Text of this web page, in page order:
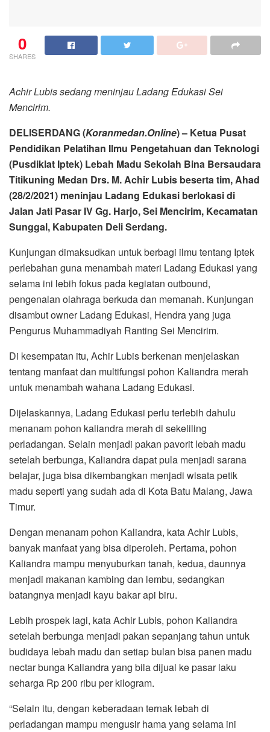
0
SHARES
Achir Lubis sedang meninjau Ladang Edukasi Sei
Mencirim.
DELISERDANG (Koranmedan.Online) – Ketua Pusat
Pendidikan Pelatihan Ilmu Pengetahuan dan Teknologi
(Pusdiklat Iptek) Lebah Madu Sekolah Bina Bersaudara
Titikuning Medan Drs. M. Achir Lubis beserta tim, Ahad
(28/2/2021) meninjau Ladang Edukasi berlokasi di
Jalan Jati Pasar IV Gg. Harjo, Sei Mencirim, Kecamatan
Sunggal, Kabupaten Deli Serdang.
Kunjungan dimaksudkan untuk berbagi ilmu tentang Iptek
perlebahan guna menambah materi Ladang Edukasi yang
selama ini lebih fokus pada kegiatan outbound,
pengenalan olahraga berkuda dan memanah. Kunjungan
disambut owner Ladang Edukasi, Hendra yang juga
Pengurus Muhammadiyah Ranting Sei Mencirim.
Di kesempatan itu, Achir Lubis berkenan menjelaskan
tentang manfaat dan multifungsi pohon Kaliandra merah
untuk menambah wahana Ladang Edukasi.
Dijelaskannya, Ladang Edukasi perlu terlebih dahulu
menanam pohon kaliandra merah di sekeliling
perladangan. Selain menjadi pakan pavorit lebah madu
setelah berbunga, Kaliandra dapat pula menjadi sarana
belajar, juga bisa dikembangkan menjadi wisata petik
madu seperti yang sudah ada di Kota Batu Malang, Jawa
Timur.
Dengan menanam pohon Kaliandra, kata Achir Lubis,
banyak manfaat yang bisa diperoleh. Pertama, pohon
Kaliandra mampu menyuburkan tanah, kedua, daunnya
menjadi makanan kambing dan lembu, sedangkan
batangnya menjadi kayu bakar api biru.
Lebih prospek lagi, kata Achir Lubis, pohon Kaliandra
setelah berbunga menjadi pakan sepanjang tahun untuk
budidaya lebah madu dan setiap bulan bisa panen madu
nectar bunga Kaliandra yang bila dijual ke pasar laku
seharga Rp 200 ribu per kilogram.
“Selain itu, dengan keberadaan ternak lebah di
perladangan mampu mengusir hama yang selama ini